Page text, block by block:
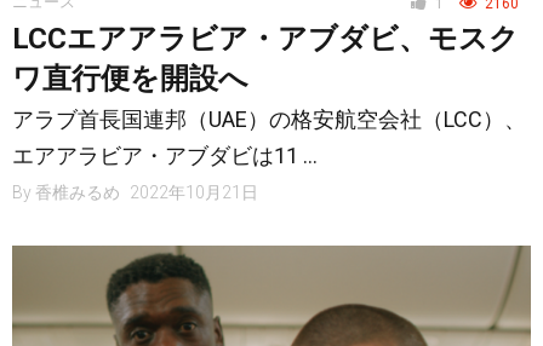
1 2160
LCCエアアラビア・アブダビ、モスク
ワ直行便を開設へ
アラブ首長国連邦（UAE）の格安航空会社（LCC）、
エアアラビア・アブダビは11 …
By 香椎みるめ 2022年10月21日